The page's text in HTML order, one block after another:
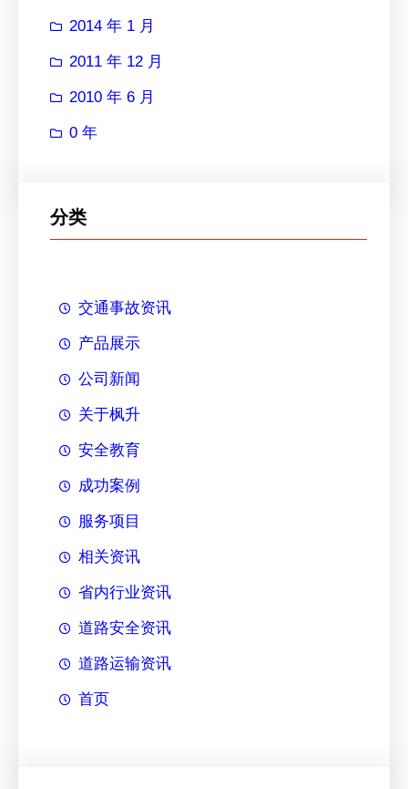
2014 年 1 月
2011 年 12 月
2010 年 6 月
0 年
分类
交通事故资讯
产品展示
公司新闻
关于枫升
安全教育
成功案例
服务项目
相关资讯
省内行业资讯
道路安全资讯
道路运输资讯
首页